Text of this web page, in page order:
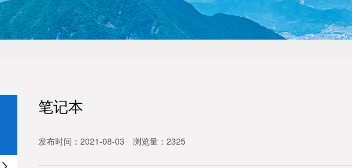
笔记本
发布时间：2021-08-03 浏览量：2325